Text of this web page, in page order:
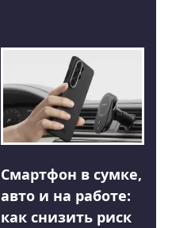
Смартфон в сумке,
авто и на работе:
как снизить риск